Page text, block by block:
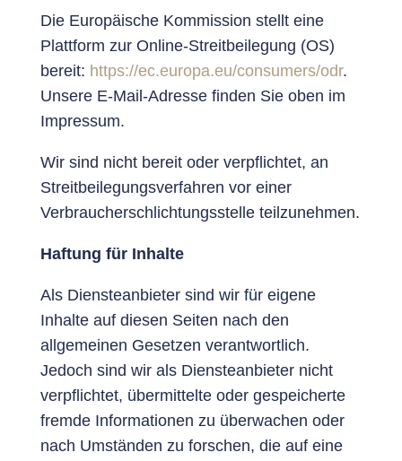
Die Europäische Kommission stellt eine
Plattform zur Online-Streitbeilegung (OS)
bereit: https://ec.europa.eu/consumers/odr.
Unsere E-Mail-Adresse finden Sie oben im
Impressum.
Wir sind nicht bereit oder verpflichtet, an
Streitbeilegungsverfahren vor einer
Verbraucherschlichtungsstelle teilzunehmen.
Haftung für Inhalte
Als Diensteanbieter sind wir für eigene
Inhalte auf diesen Seiten nach den
allgemeinen Gesetzen verantwortlich.
Jedoch sind wir als Diensteanbieter nicht
verpflichtet, übermittelte oder gespeicherte
fremde Informationen zu überwachen oder
nach Umständen zu forschen, die auf eine